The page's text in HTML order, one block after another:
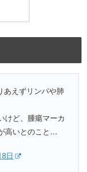
あえずリンパや肺
けど、腫瘍マーカ
高いとのこと…
日